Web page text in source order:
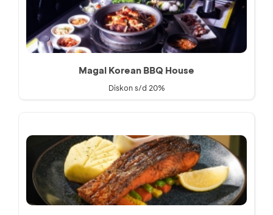
Magal Korean BBQ House
Diskon s/d 20%